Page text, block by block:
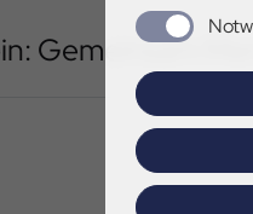
Gemeinsam